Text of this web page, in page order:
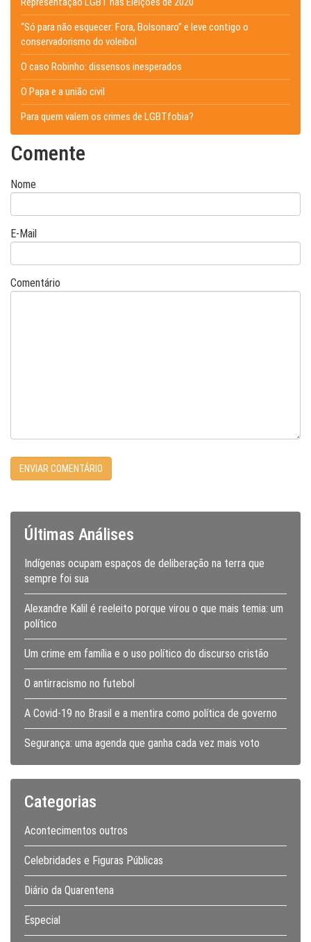
“Só para não esquecer: Fora, Bolsonaro” e leve contigo o
conservadorismo do voleibol
O caso Robinho: dissensos inesperados
O Papa e a união civil
Para quem valem os crimes de LGBTfobia?
Comente
Nome
E-Mail
Comentário
Últimas Análises
Indígenas ocupam espaços de deliberação na terra que
sempre foi sua
Alexandre Kalil é reeleito porque virou o que mais temia: um
político
Um crime em família e o uso político do discurso cristão
O antirracismo no futebol
A Covid-19 no Brasil e a mentira como política de governo
Segurança: uma agenda que ganha cada vez mais voto
Categorias
Acontecimentos outros
Celebridades e Figuras Públicas
Diário da Quarentena
Especial